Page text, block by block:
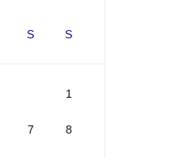
S S
1
7 8